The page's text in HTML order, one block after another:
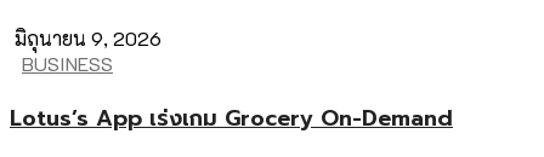
มิถุนายน 9, 2026
BUSINESS
Lotus’s App เร่งเกม Grocery On-Demand